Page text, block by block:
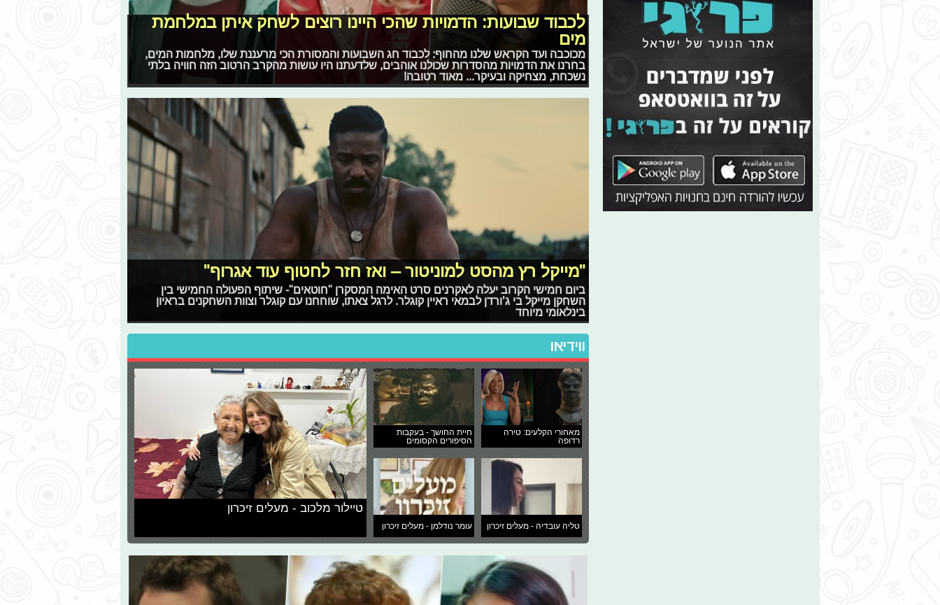
לכבוד שבועות: הדמויות שהכי היינו רוצים לשחק איתן במלחמת
מים
מכוכבה ועד הקראש שלנו מהחוף: לכבוד חג השבועות והמסורת הכי מרעננת שלו, מלחמות המים,
בחרנו את הדמויות מהסדרות שכולנו אוהבים, שלדעתנו היו עושות מהקרב הרטוב הזה חוויה בלתי
נשכחת, מצחיקה ובעיקר... מאוד רטובה!
"מייקל רץ מהסט למוניטור – ואז חזר לחטוף עוד אגרוף"
ביום חמישי הקרוב יעלה לאקרנים סרט האימה המסקרן "חוטאים"- שיתוף הפעולה החמישי בין
השחקן מייקל בי ג’ורדן לבמאי ראיין קוגלר. לרגל צאתו, שוחחנו עם קוגלר וצוות השחקנים בראיון
בינלאומי מיוחד
ווידיאו
מאחורי הקלעים: טירה
רדופה
חיית החושך - בעקבות
הסיפורים הקסומים
טליה עובדיה - מעלים זיכרון עומר נודלמן - מעלים זיכרון
טיילור מלכוב - מעלים זיכרון